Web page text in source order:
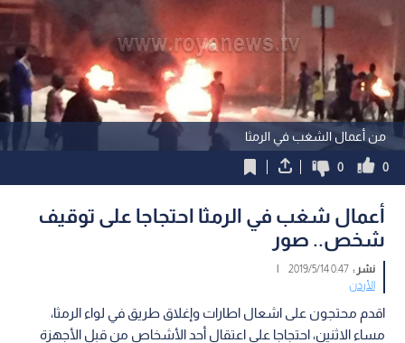
من أعمال الشغب في الرمثا
0
0
أعمال شغب في الرمثا احتجاجا على توقيف
شخص.. صور
نشر :0:47 2019/5/14
|
الأردن
اقدم محتجون على اشعال اطارات وإغلاق طريق في لواء الرمثا،
مساء الاثنين، احتجاجا على اعتقال أحد الأشخاص من قبل الأجهزة